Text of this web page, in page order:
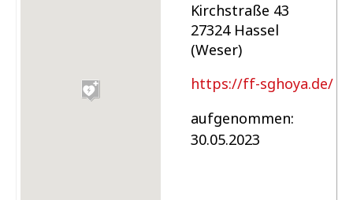
Kirchstraße 43
27324 Hassel
(Weser)
https://ff-sghoya.de/
aufgenommen:
30.05.2023